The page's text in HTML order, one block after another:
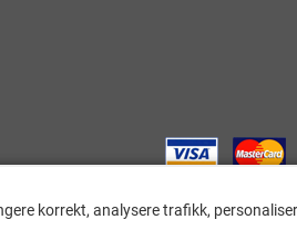
korrekt, analysere trafikk,
korrekt, analysere trafikk,